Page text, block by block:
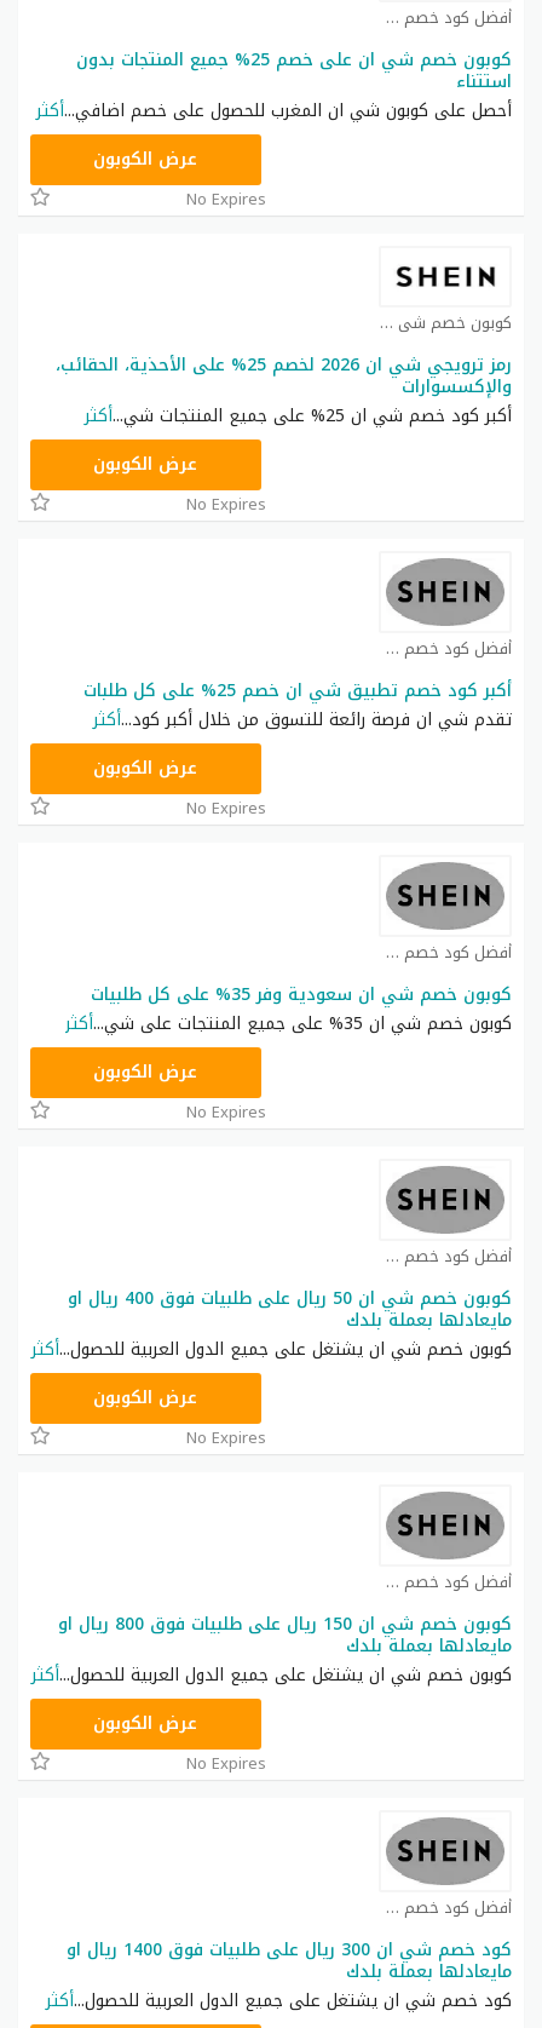
أفضل كود خصم شي ان كوبون
كوبون خصم شي ان على خصم 25% جميع المنتجات بدون
استتناء
أحصل على كوبون شي ان المغرب للحصول على خصم اضافي...أكثر
عرض الكوبون
No Expires
كوبون خصم شي ان كوبون
رمز ترويجي شي ان 2026 لخصم 25% على الأحذية، الحقائب،
والإكسسوارات
أكبر كود خصم شي ان 25% على جميع المنتجات شي
...أكثر
عرض الكوبون
No Expires
أفضل كود خصم شي ان كوبون
أكبر كود خصم تطبيق شي ان خصم 25% على كل طلبات
تقدم شي ان فرصة رائعة للتسوق من خلال أكبر كود...أكثر
عرض الكوبون
No Expires
أفضل كود خصم شي ان كوبون
كوبون خصم شي ان سعودية وفر 35% على كل طلبيات
كوبون خصم شي ان 35% على جميع المنتجات على شي
...أكثر
عرض الكوبون
No Expires
أفضل كود خصم شي ان كوبون
كوبون خصم شي ان 50 ريال على طلبيات فوق 400 ريال او
مايعادلها بعملة بلدك
كوبون خصم شي ان يشتغل على جميع الدول العربية للحصول...أكثر
عرض الكوبون
No Expires
أفضل كود خصم شي ان كوبون
كوبون خصم شي ان 150 ريال على طلبيات فوق 800 ريال او
مايعادلها بعملة بلدك
كوبون خصم شي ان يشتغل على جميع الدول العربية للحصول...أكثر
عرض الكوبون
No Expires
أفضل كود خصم شي ان كوبون
كود خصم شي ان 300 ريال على طلبيات فوق 1400 ريال او
مايعادلها بعملة بلدك
كود خصم شي ان يشتغل على جميع الدول العربية للحصول...أكثر